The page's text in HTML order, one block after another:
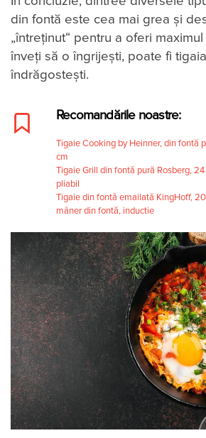
din fontă este cea mai grea și
„întreținut“ pentru a oferi
înveți să o îngrijești, poate fi
îndrăgostești.
Recomandările noastre:
Tigaie Cooking by Heinner, din fontă
cm
Tigaie Grill din fontă pură Rosberg,
pliabil
Tigaie din fontă emailată KingHoff,
mâner din fontă, inductie